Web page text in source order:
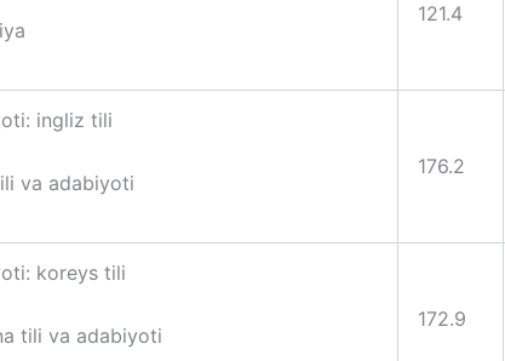
121.4
ingliz tili
va adabiyoti
176.2
koreys tili
tili va adabiyoti
172.9